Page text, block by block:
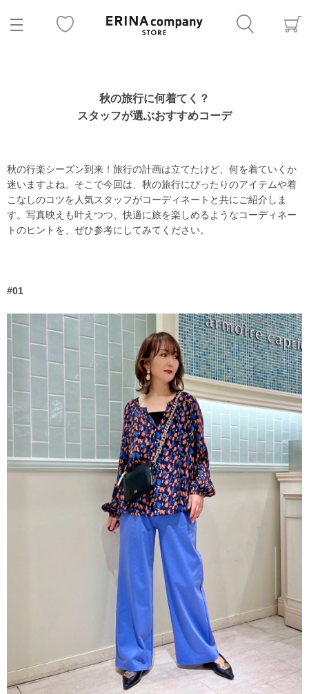
秋の旅行に何着てく？
スタッフが選ぶおすすめコーデ
秋の行楽シーズン到来！旅行の計画は立てたけど、何を着ていくか
迷いますよね。そこで今回は、秋の旅行にぴったりのアイテムや着
こなしのコツを人気スタッフがコーディネートと共にご紹介しま
す。写真映えも叶えつつ、快適に旅を楽しめるようなコーディネー
トのヒントを、ぜひ参考にしてみてください。
#01